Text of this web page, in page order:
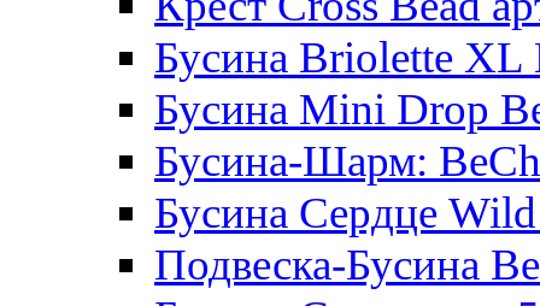
Бусина Briolette XL
Бусина Mini Drop
Бусина-Шарм:
Бусина Сердце
Подвеска-Бусина